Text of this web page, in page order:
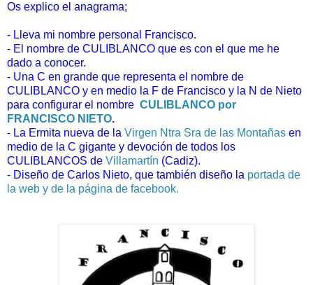
Os explico el anagrama;
- Lleva mi nombre personal Francisco.
- El nombre de CULIBLANCO que es con el que me he
dado a conocer.
- Una C en grande que representa el nombre de
CULIBLANCO y en medio la F de Francisco y la N de Nieto
para configurar el nombre CULIBLANCO por
FRANCISCO NIETO.
- La Ermita nueva de la Virgen Ntra Sra de las Montañas en
medio de la C gigante y devoción de todos los
CULIBLANCOS de Villamartín (Cadiz).
- Diseño de Carlos Nieto, que también diseño la portada de
la web y de la página de facebook.